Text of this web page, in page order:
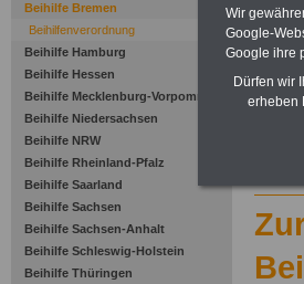
Beihilfe Bremen
Beihilfenverordnung
Beihilfe Hamburg
Beihilfe Hessen
Beihilfe Mecklenburg-Vorpommern
Beihilfe Niedersachsen
Beihilfe NRW
Beihilfe Rheinland-Pfalz
Beihilfe Saarland
Beihilfe Sachsen
Beihilfe Sachsen-Anhalt
Beihilfe Schleswig-Holstein
Beihilfe Thüringen
Wir
Google-
Google ihre
Dürfen wir
erheben